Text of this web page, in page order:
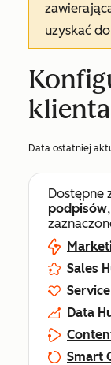
uzyskać
klienta
Data ostatniej
Dostępne
podpisów
Sales
Data
Smart